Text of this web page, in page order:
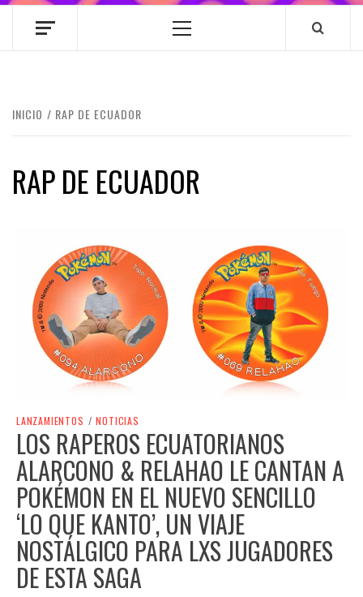
Menú
INICIO RAP DE ECUADOR
RAP DE ECUADOR
LANZAMIENTOS / NOTICIAS
LOS RAPEROS ECUATORIANOS
ALARCONO & RELAHAO LE CANTAN A
POKÉMON EN EL NUEVO SENCILLO
‘LO QUE KANTO’, UN VIAJE
NOSTÁLGICO PARA LXS JUGADORES
DE ESTA SAGA